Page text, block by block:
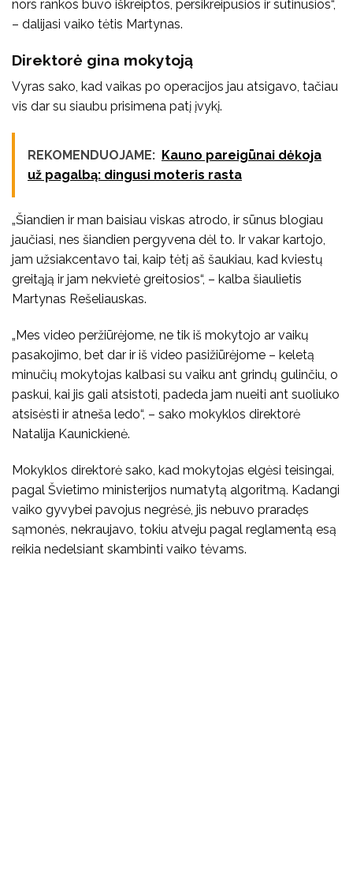
nors rankos buvo iškreiptos, persikreipusios ir sutinusios“,
– dalijasi vaiko tėtis Martynas.
Direktorė gina mokytoją
Vyras sako, kad vaikas po operacijos jau atsigavo, tačiau
vis dar su siaubu prisimena patį įvykį.
REKOMENDUOJAME: Kauno pareigūnai dėkoja
už pagalbą: dingusi moteris rasta
„Šiandien ir man baisiau viskas atrodo, ir sūnus blogiau
jaučiasi, nes šiandien pergyvena dėl to. Ir vakar kartojo,
jam užsiakcentavo tai, kaip tėtį aš šaukiau, kad kviestų
greitąją ir jam nekvietė greitosios“, – kalba šiaulietis
Martynas Rešeliauskas.
„Mes video peržiūrėjome, ne tik iš mokytojo ar vaikų
pasakojimo, bet dar ir iš video pasižiūrėjome – keletą
minučių mokytojas kalbasi su vaiku ant grindų gulinčiu, o
paskui, kai jis gali atsistoti, padeda jam nueiti ant suoliuko
atsisėsti ir atneša ledo“, – sako mokyklos direktorė
Natalija Kaunickienė.
Mokyklos direktorė sako, kad mokytojas elgėsi teisingai,
pagal Švietimo ministerijos numatytą algoritmą. Kadangi
vaiko gyvybei pavojus negrėsė, jis nebuvo praradęs
sąmonės, nekraujavo, tokiu atveju pagal reglamentą esą
reikia nedelsiant skambinti vaiko tėvams.